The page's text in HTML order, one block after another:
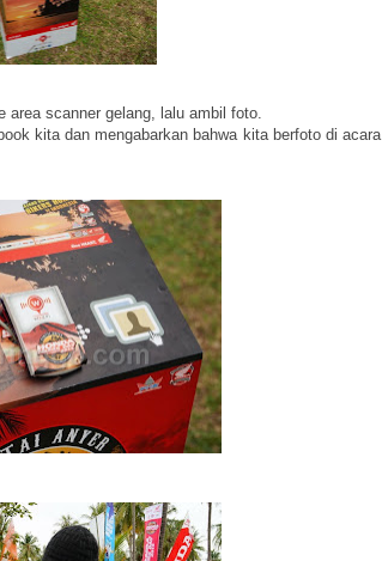
area scanner gelang, lalu ambil foto.
kita dan mengabarkan bahwa kita berfoto di acara